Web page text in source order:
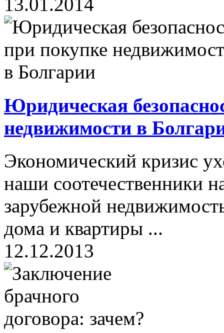
13.01.2014
Юридическая
недвижимости в
Экономический кризис
наши соотечественники
зарубежной
дома и квартиры ...
12.12.2013